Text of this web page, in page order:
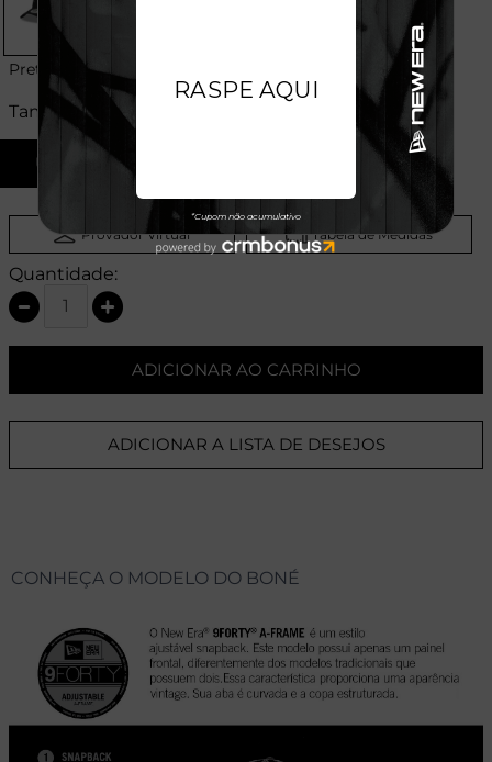
Preto
Tamanhos:
U
Provador Virtual Tabela de Medidas
Quantidade:
ADICIONAR AO CARRINHO
ADICIONAR A LISTA DE DESEJOS
CONHEÇA O MODELO DO BONÉ